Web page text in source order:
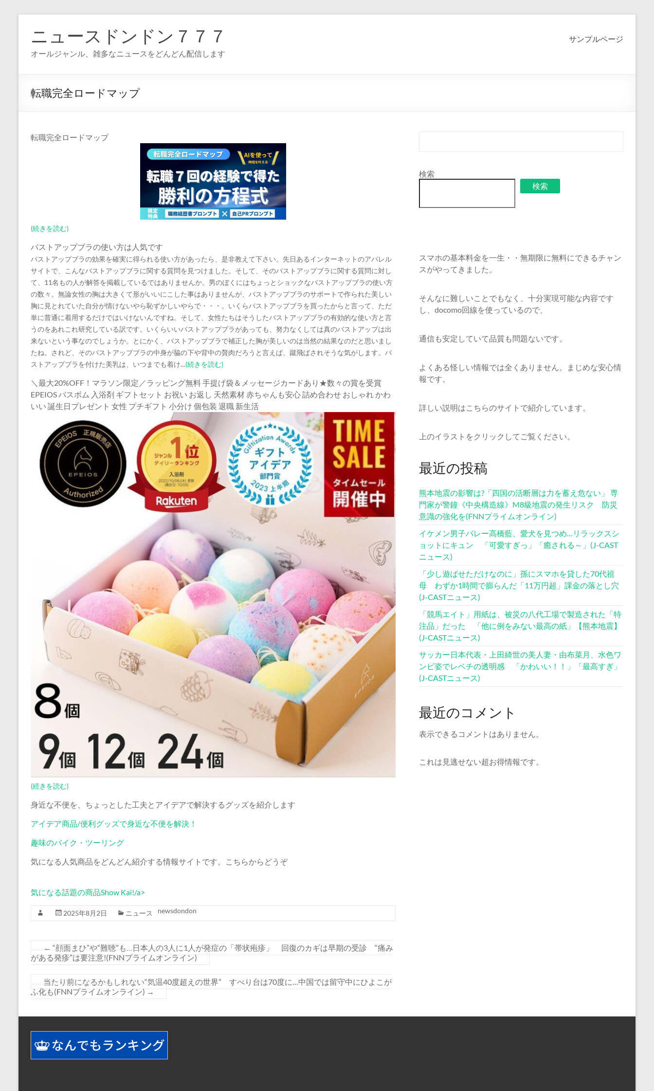
ニュースドンドン７７７
オールジャンル、雑多なニュースをどんどん配信します
サンプルページ
転職完全ロードマップ
転職完全ロードマップ
(続きを読む)
バストアップブラの使い方は人気です
バストアップブラの効果を確実に得られる使い方があったら、是非教えて下さい。先日あるインターネットのアパレル
サイトで、こんなバストアップブラに関する質問を見つけました。そして、そのバストアップブラに関する質問に対し
て、11名もの人が解答を掲載しているではありませんか。男のぼくにはちょっとショックなバストアップブラの使い方
の数々。無論女性の胸は大きくて形がいいにこした事はありませんが、バストアップブラのサポートで作られた美しい
胸に見とれていた自分が情けないやら恥ずかしいやらで・・・。いくらバストアップブラを買ったからと言って、ただ
単に普通に着用するだけではいけないんですね。そして、女性たちはそうしたバストアップブラの有効的な使い方と言
うのをあれこれ研究している訳です。いくらいいバストアップブラがあっても、努力なくしては真のバストアップは出
来ないという事なのでしょうか。とにかく、バストアップブラで補正した胸が美しいのは当然の結果なのだと思いまし
たね。されど、そのバストアップブラの中身が脇の下や背中の贅肉だろうと言えば、蹴飛ばされそうな気がします。バ
ストアップブラを付けた美乳は、いつまでも着け…(続きを読む)
＼最大20%OFF！マラソン限定／ラッピング無料 手提げ袋＆メッセージカードあり★数々の賞を受賞
EPEIOS バスボム 入浴剤 ギフトセット お祝い お返し 天然素材 赤ちゃんも安心 詰め合わせ おしゃれ かわ
いい 誕生日プレゼント 女性 プチギフト 小分け 個包装 退職 新生活
(続きを読む)
身近な不便を、ちょっとした工夫とアイデアで解決するグッズを紹介します
アイデア商品/便利グッズで身近な不便を解決！
趣味のバイク・ツーリング
気になる人気商品をどんどん紹介する情報サイトです。こちらからどうぞ
気になる話題の商品Show Kai!/a>
newsdondon
2025年8月2日 ニュース
← “顔面まひ”や“難聴”も…日本人の3人に1人が発症の「帯状疱疹」 回復のカギは早期の受診 “痛み
がある発疹”は要注意!(FNNプライムオンライン)
当たり前になるかもしれない“気温40度超えの世界” すべり台は70度に…中国では留守中にひよこが
ふ化も(FNNプライムオンライン) →
検索
検索
スマホの基本料金を一生・・無期限に無料にできるチャン
スがやってきました。
そんなに難しいことでもなく、十分実現可能な内容です
し、docomo回線を使っているので、
通信も安定していて品質も問題ないです。
よくある怪しい情報では全くありません。まじめな安心情
報です。
詳しい説明はこちらのサイトで紹介しています。
上のイラストをクリックしてご覧ください。
最近の投稿
熊本地震の影響は?「四国の活断層は力を蓄え危ない」 専
門家が警鐘《中央構造線》M8級地震の発生リスク 防災
意識の強化を(FNNプライムオンライン)
イケメン男子バレー高橋藍、愛犬を見つめ…リラックスシ
ョットにキュン 「可愛すぎっ」「癒される～」(J-CAST
ニュース)
「少し遊ばせただけなのに」孫にスマホを貸した70代祖
母 わずか1時間で膨らんだ「11万円超」課金の落とし穴
(J-CASTニュース)
「競馬エイト」用紙は、被災の八代工場で製造された「特
注品」だった 「他に例をみない最高の紙」【熊本地震】
(J-CASTニュース)
サッカー日本代表・上田綺世の美人妻・由布菜月、水色ワ
ンピ姿でレベチの透明感 「かわいい！！」「最高すぎ」
(J-CASTニュース)
最近のコメント
表示できるコメントはありません。
これは見逃せない超お得情報です。